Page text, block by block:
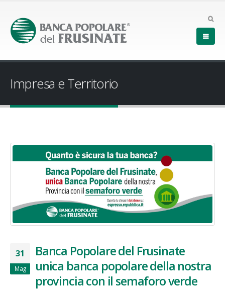
Impresa e Territorio
31
Mag
Banca Popolare del Frusinate
unica banca popolare della nostra
provincia con il semaforo verde